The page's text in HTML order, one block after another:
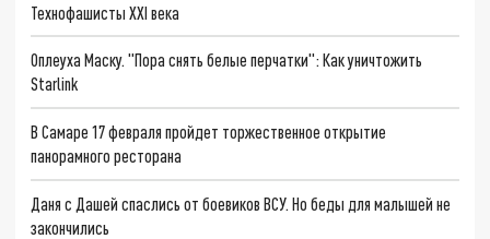
Технофашисты XXI века
Оплеуха Маску. "Пора снять белые перчатки": Как уничтожить
Starlink
В Самаре 17 февраля пройдет торжественное открытие
панорамного ресторана
Даня с Дашей спаслись от боевиков ВСУ. Но беды для малышей не
закончились